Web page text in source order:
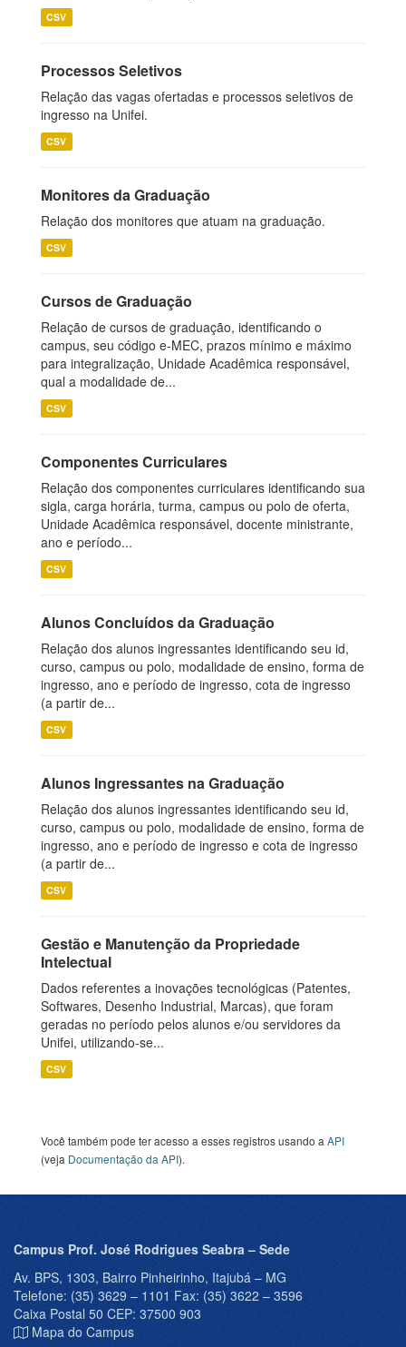
CSV
Processos Seletivos
Relação das vagas ofertadas e processos seletivos de
ingresso na Unifei.
CSV
Monitores da Graduação
Relação dos monitores que atuam na graduação.
CSV
Cursos de Graduação
Relação de cursos de graduação, identificando o
campus, seu código e-MEC, prazos mínimo e máximo
para integralização, Unidade Acadêmica responsável,
qual a modalidade de...
CSV
Componentes Curriculares
Relação dos componentes curriculares identificando sua
sigla, carga horária, turma, campus ou polo de oferta,
Unidade Acadêmica responsável, docente ministrante,
ano e período...
CSV
Alunos Concluídos da Graduação
Relação dos alunos ingressantes identificando seu id,
curso, campus ou polo, modalidade de ensino, forma de
ingresso, ano e período de ingresso, cota de ingresso
(a partir de...
CSV
Alunos Ingressantes na Graduação
Relação dos alunos ingressantes identificando seu id,
curso, campus ou polo, modalidade de ensino, forma de
ingresso, ano e período de ingresso e cota de ingresso
(a partir de...
CSV
Gestão e Manutenção da Propriedade
Intelectual
Dados referentes a inovações tecnológicas (Patentes,
Softwares, Desenho Industrial, Marcas), que foram
geradas no período pelos alunos e/ou servidores da
Unifei, utilizando-se...
CSV
Você também pode ter acesso a esses registros usando a API
(veja Documentação da API).
Campus Prof. José Rodrigues Seabra – Sede
Av. BPS, 1303, Bairro Pinheirinho, Itajubá – MG
Telefone: (35) 3629 – 1101 Fax: (35) 3622 – 3596
Caixa Postal 50 CEP: 37500 903
Mapa do Campus